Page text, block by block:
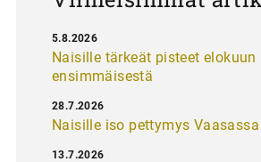
Naisille tärkeät pisteet elokuun
ensimmäisestä
5.8.2026
Naisille iso pettymys Vaasassa
28.7.2026
13.7.2026